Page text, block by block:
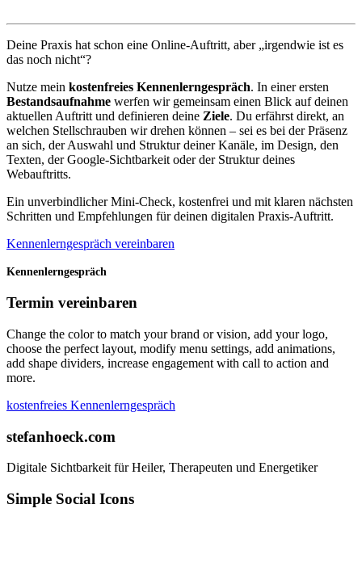
Deine Praxis hat schon eine Online-Auftritt, aber „irgendwie ist es
das noch nicht“?
Nutze mein kostenfreies Kennenlerngespräch. In einer ersten
Bestandsaufnahme werfen wir gemeinsam einen Blick auf deinen
aktuellen Auftritt und definieren deine Ziele. Du erfährst direkt, an
welchen Stellschrauben wir drehen können – sei es bei der Präsenz
an sich, der Auswahl und Struktur deiner Kanäle, im Design, den
Texten, der Google-Sichtbarkeit oder der Struktur deines
Webauftritts.
Ein unverbindlicher Mini-Check, kostenfrei und mit klaren nächsten
Schritten und Empfehlungen für deinen digitalen Praxis-Auftritt.
Kennenlerngespräch vereinbaren
Kennenlerngespräch
Termin vereinbaren
Change the color to match your brand or vision, add your logo,
choose the perfect layout, modify menu settings, add animations,
add shape dividers, increase engagement with call to action and
more.
kostenfreies Kennenlerngespräch
stefanhoeck.com
Digitale Sichtbarkeit für Heiler, Therapeuten und Energetiker
Simple Social Icons